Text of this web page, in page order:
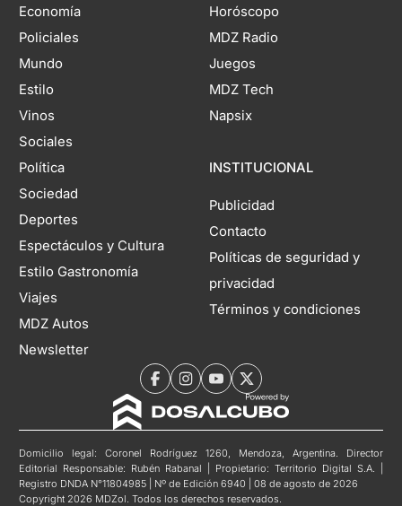
Economía
Policiales
Mundo
Estilo
Vinos
Sociales
Política
Sociedad
Deportes
Espectáculos y Cultura
Estilo Gastronomía
Viajes
MDZ Autos
Newsletter
Horóscopo
MDZ Radio
Juegos
MDZ Tech
Napsix
INSTITUCIONAL
Publicidad
Contacto
Políticas de seguridad y
privacidad
Términos y condiciones
Domicilio legal: Coronel Rodríguez 1260, Mendoza, Argentina. Director
Editorial Responsable: Rubén Rabanal | Propietario: Territorio Digital S.A. |
Registro DNDA N°11804985 | Nº de Edición 6940 | 08 de agosto de 2026
Copyright 2026 MDZol. Todos los derechos reservados.